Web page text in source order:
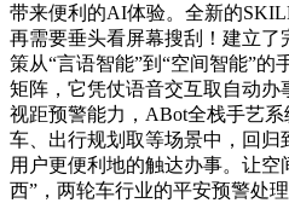
带来便利的AI体验。全新的
再需要垂头看屏幕搜刮！建立
策从“言语智能”到“空间智能”
矩阵，它凭仗语音交互取自动办
视距预警能力，ABot全栈手艺
车、出行规划取等场景中，回
用户更便利地的触达办事。让空
西”，两轮车行业的平安预警处